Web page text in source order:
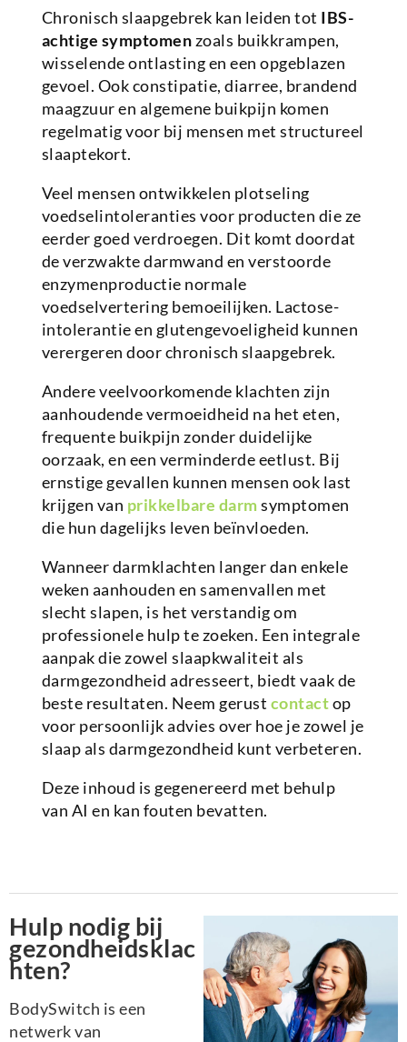
Chronisch slaapgebrek kan leiden tot IBS-
achtige symptomen zoals buikkrampen,
wisselende ontlasting en een opgeblazen
gevoel. Ook constipatie, diarree, brandend
maagzuur en algemene buikpijn komen
regelmatig voor bij mensen met structureel
slaaptekort.
Veel mensen ontwikkelen plotseling
voedselintoleranties voor producten die ze
eerder goed verdroegen. Dit komt doordat
de verzwakte darmwand en verstoorde
enzymenproductie normale
voedselvertering bemoeilijken. Lactose-
intolerantie en glutengevoeligheid kunnen
verergeren door chronisch slaapgebrek.
Andere veelvoorkomende klachten zijn
aanhoudende vermoeidheid na het eten,
frequente buikpijn zonder duidelijke
oorzaak, en een verminderde eetlust. Bij
ernstige gevallen kunnen mensen ook last
krijgen van prikkelbare darmsymptomen
die hun dagelijks leven beïnvloeden.
Wanneer darmklachten langer dan enkele
weken aanhouden en samenvallen met
slecht slapen, is het verstandig om
professionele hulp te zoeken. Een integrale
aanpak die zowel slaapkwaliteit als
darmgezondheid adresseert, biedt vaak de
beste resultaten. Neem gerust contactop
voor persoonlijk advies over hoe je zowel je
slaap als darmgezondheid kunt verbeteren.
Deze inhoud is gegenereerd met behulp
van AI en kan fouten bevatten.
Hulp nodig bij
gezondheidsklac
hten?
BodySwitch is een
netwerk van